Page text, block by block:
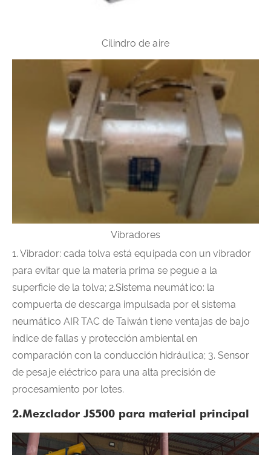
Cilindro de aire
Vibradores
1. Vibrador: cada tolva está equipada con un vibrador
para evitar que la materia prima se pegue a la
superficie de la tolva; 2.Sistema neumático: la
compuerta de descarga impulsada por el sistema
neumático AIR TAC de Taiwán tiene ventajas de bajo
índice de fallas y protección ambiental en
comparación con la conducción hidráulica; 3. Sensor
de pesaje eléctrico para una alta precisión de
procesamiento por lotes.
2.Mezclador JS500 para material principal